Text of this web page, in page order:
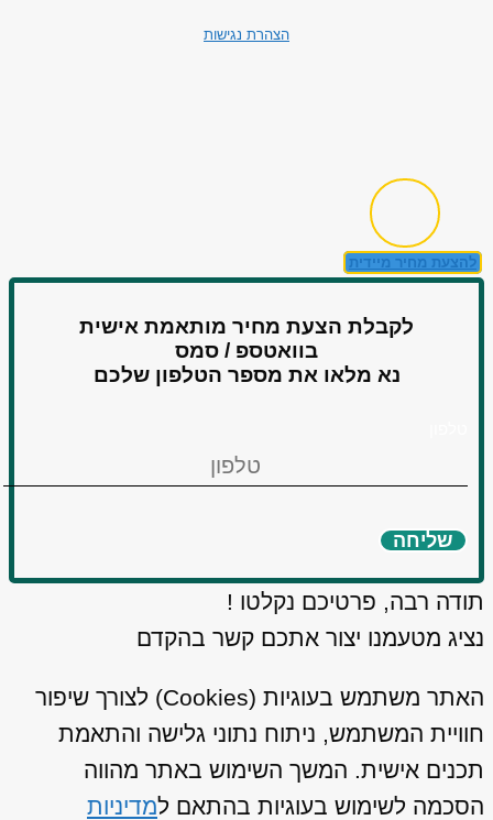
הצהרת נגישות
להצעת מחיר מיידית
לקבלת הצעת מחיר מותאמת אישית
בוואטספ / סמס
נא מלאו את מספר הטלפון שלכם
שליחה
תודה רבה, פרטיכם נקלטו !
נציג מטעמנו יצור אתכם קשר בהקדם
האתר משתמש בעוגיות (Cookies) לצורך שיפור
חוויית המשתמש, ניתוח נתוני גלישה והתאמת
תכנים אישית. המשך השימוש באתר מהווה
הסכמה לשימוש בעוגיות בהתאם למדיניות